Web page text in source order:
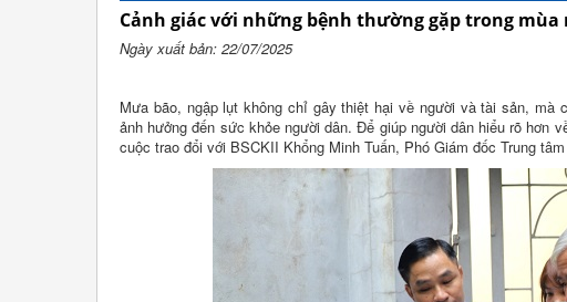
Cảnh giác với những bệnh thường gặp trong mùa
Ngày xuất bản: 22/07/2025
Mưa bão, ngập lụt không chỉ gây thiệt hại về người và tài sản, mà
ảnh hưởng đến sức khỏe người dân. Để giúp người dân hiểu rõ hơn
cuộc trao đổi với BSCKII Khổng Minh Tuấn, Phó Giám đốc Trung